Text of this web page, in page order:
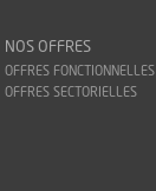
NOS OFFRES
OFFRES FONCTIONNELLES
OFFRES SECTORIELLES